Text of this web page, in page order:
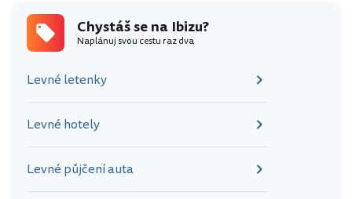
městečku Sant Josep de sa Talaia,
odkud to je na vrchol jen něco málo
Chystáš se na Ibizu?
Naplánuj svou cestu raz dva
Levné letenky
Levné hotely
Levné půjčení auta